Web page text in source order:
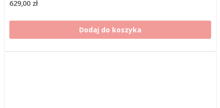
629,00 zł
Dodaj do koszyka